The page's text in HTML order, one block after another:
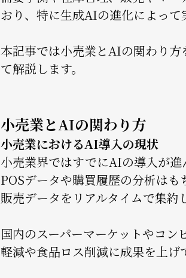
おり、特に生成AIの進化によって
本記事では小売業とAIの関わり
て解説します。
小売業とAIの関わり方
小売業におけるAI導入の現状
小売業界ではすでにAIの導入が進
POSデータや購買履歴の分析は
販売データをリアルタイムで集約
国内のスーパーマーケットやコ
軽減や食品ロス削減に成果を上げ